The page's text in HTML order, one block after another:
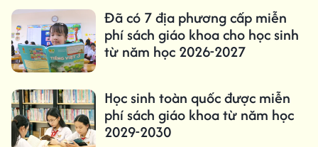
Đã có 7 địa phương cấp miễn
phí sách giáo khoa cho học sinh
từ năm học 2026-2027
Học sinh toàn quốc được miễn
phí sách giáo khoa từ năm học
2029-2030